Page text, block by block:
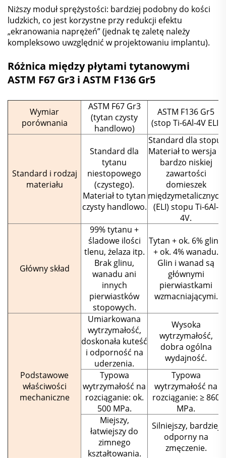
Niższy moduł sprężystości: bardziej podobny do kości
ludzkich, co jest korzystne przy redukcji efektu
„ekranowania naprężeń” (jednak tę zaletę należy
kompleksowo uwzględnić w projektowaniu implantu).
Różnica między płytami tytanowymi
ASTM F67 Gr3 i ASTM F136 Gr5
Wymiar
porównania
ASTM F67 Gr3
(tytan czysty
handlowo)
ASTM F136 Gr5
(stop Ti-6Al-4V ELI)
Standard i rodzaj
materiału
Standard dla
tytanu
niestopowego
(czystego).
Materiał to tytan
czysty handlowo.
Standard dla stopu.
Materiał to wersja o
bardzo niskiej
zawartości
domieszek
międzymetalicznych
(ELI) stopu Ti-6Al-
4V.
Główny skład
99% tytanu +
śladowe ilości
tlenu, żelaza itp.
Brak glinu,
wanadu ani
innych
pierwiastków
stopowych.
Tytan + ok. 6% glinu
+ ok. 4% wanadu.
Glin i wanad są
głównymi
pierwiastkami
wzmacniającymi.
Podstawowe
właściwości
mechaniczne
Umiarkowana
wytrzymałość,
doskonała kuteść
i odporność na
uderzenia.
Wysoka
wytrzymałość,
dobra ogólna
wydajność.
Typowa
wytrzymałość na
rozciąganie: ok.
500 MPa.
Typowa
wytrzymałość na
rozciąganie: ≥ 860
MPa.
Miejszy,
łatwiejszy do
zimnego
kształtowania.
Silniejszy, bardziej
odporny na
zmęczenie.